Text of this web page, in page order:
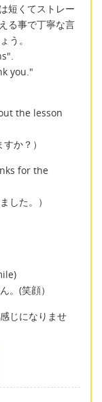
短くてストレー
る事で丁寧な言
う。
you."
the lesson
か？）
for the
した。）
。(笑顔）
じになりませ